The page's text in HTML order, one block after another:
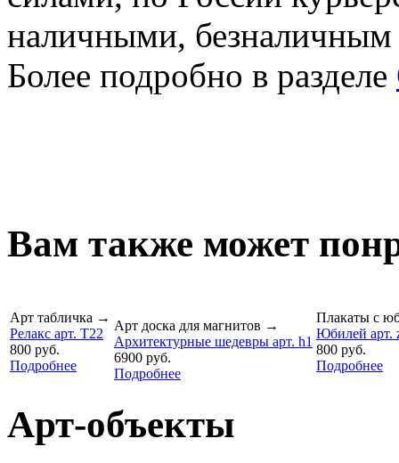
наличными,
Более подробно в разделе
Вам также может
Арт табличка →
Релакс арт. T22
800 руб.
Подробнее
Арт доска для магнитов →
Архитектурные шедевры арт. h1
6900 руб.
Подробнее
Плакаты с
Юбилей арт.
800 руб.
Подробнее
Арт-объекты